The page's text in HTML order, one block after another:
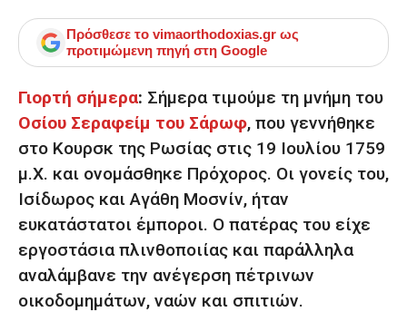
Πρόσθεσε το vimaorthodoxias.gr ως
προτιμώμενη πηγή στη Google
Γιορτή σήμερα: Σήμερα τιμούμε τη μνήμη του
Οσίου Σεραφείμ του Σάρωφ, που γεννήθηκε
στο Κουρσκ της Ρωσίας στις 19 Ιουλίου 1759
μ.Χ. και ονομάσθηκε Πρόχορος. Οι γονείς του,
Ισίδωρος και Αγάθη Μοσνίν, ήταν
ευκατάστατοι έμποροι. Ο πατέρας του είχε
εργοστάσια πλινθοποιίας και παράλληλα
αναλάμβανε την ανέγερση πέτρινων
οικοδομημάτων, ναών και σπιτιών.